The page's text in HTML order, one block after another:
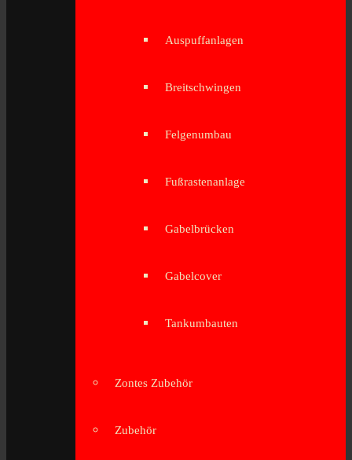
Auspuffanlagen
Breitschwingen
Felgenumbau
Fußrastenanlage
Gabelbrücken
Gabelcover
Tankumbauten
Zontes Zubehör
Zubehör